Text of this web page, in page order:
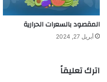
المقصود بالسعرات الحرارية
أبريل 27, 2024
اترك تعليقاً